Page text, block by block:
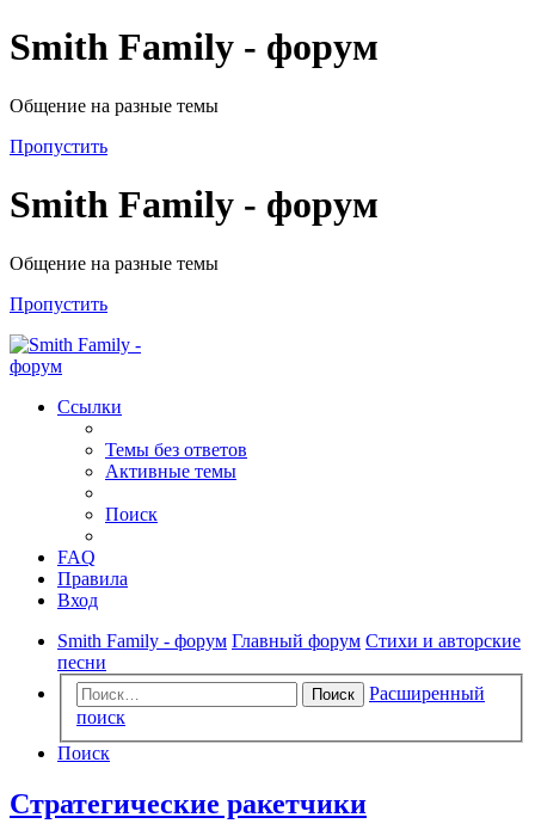
Smith Family - форум
Общение на разные темы
Пропустить
Smith Family - форум
Общение на разные темы
Пропустить
Ссылки
Темы без ответов
Активные темы
Поиск
FAQ
Правила
Вход
Smith Family - форум Главный форум Стихи и авторские
песни
Поиск
Расширенный
поиск
Поиск
Стратегические ракетчики